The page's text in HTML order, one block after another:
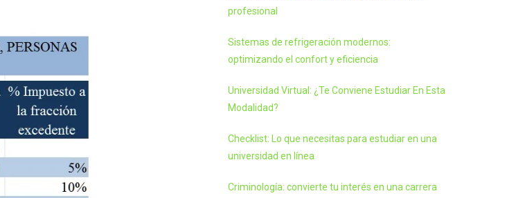
profesional
Sistemas de refrigeración modernos:
optimizando el confort y eficiencia
Universidad Virtual: ¿Te Conviene Estudiar En Esta
Modalidad?
Checklist: Lo que necesitas para estudiar en una
universidad en línea
Criminología: convierte tu interés en una carrera